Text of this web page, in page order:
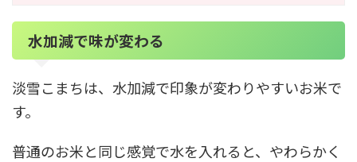
水加減で味が変わる
淡雪こまちは、水加減で印象が変わりやすいお米で
す。
普通のお米と同じ感覚で水を入れると、やわらかく